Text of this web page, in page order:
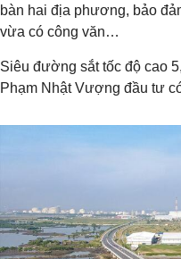
bàn hai địa phương, bảo
vừa có công văn…
Siêu đường sắt tốc độ cao
Phạm Nhật Vượng đầu tư